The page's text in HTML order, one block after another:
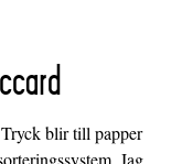
blir till papper
Jag